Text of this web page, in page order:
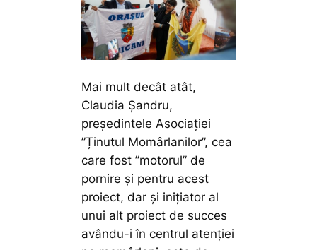
Mai mult decât atât,
Claudia Șandru,
președintele Asociației
”Ținutul Momârlanilor”, cea
care fost ”motorul” de
pornire și pentru acest
proiect, dar și inițiator al
unui alt proiect de succes
avându-i în centrul atenției